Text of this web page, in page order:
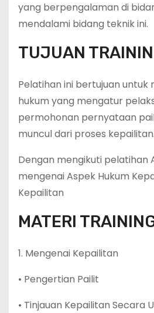
yang berpengalaman di
mendalami bidang teknik ini.
TUJUAN
Pelatihan ini bertujuan
hukum yang mengatur
permohonan pernyataan
muncul dari proses kepailitan.
Dengan mengikuti pelatihan
mengenai Aspek Hukum
Kepailitan
MATERI
1. Mengenai Kepailitan
• Pengertian Pailit
• Tinjauan Kepailitan Secara